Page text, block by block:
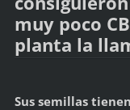
muy poco
planta la
Sus semillas